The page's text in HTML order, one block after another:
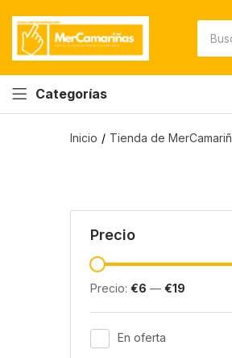
Categorías
Inicio Tienda de
Precio
Precio: €6 — €19
En oferta